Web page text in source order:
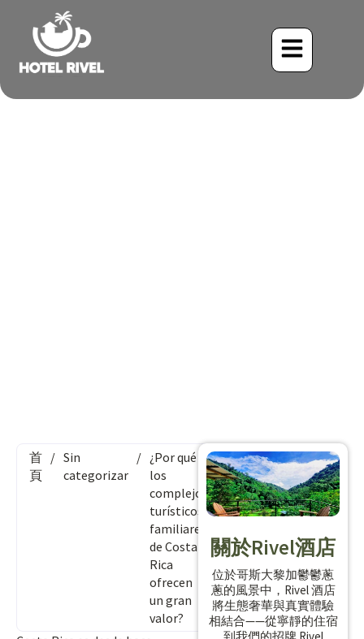
首
頁
/ Sin
categorizar
/ ¿Por qué
los
complejos
turísticos
familiares
de Costa
Rica
ofrecen
un gran
valor?
關於Rivel酒店
位於哥斯大黎加鬱鬱蔥
蔥的風景中，Rivel 酒店
將生態奢華與真實體驗
相結合——從寧靜的住宿